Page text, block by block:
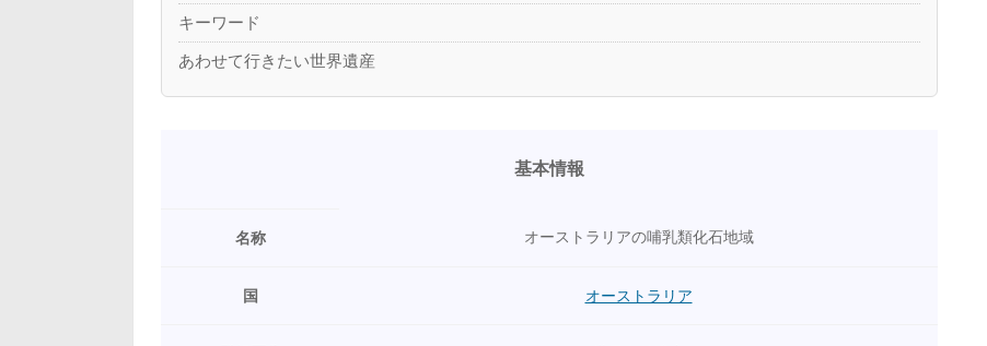
キーワード
あわせて行きたい世界遺産
基本情報
名称 オーストラリアの哺乳類化石地域
国 オーストラリア